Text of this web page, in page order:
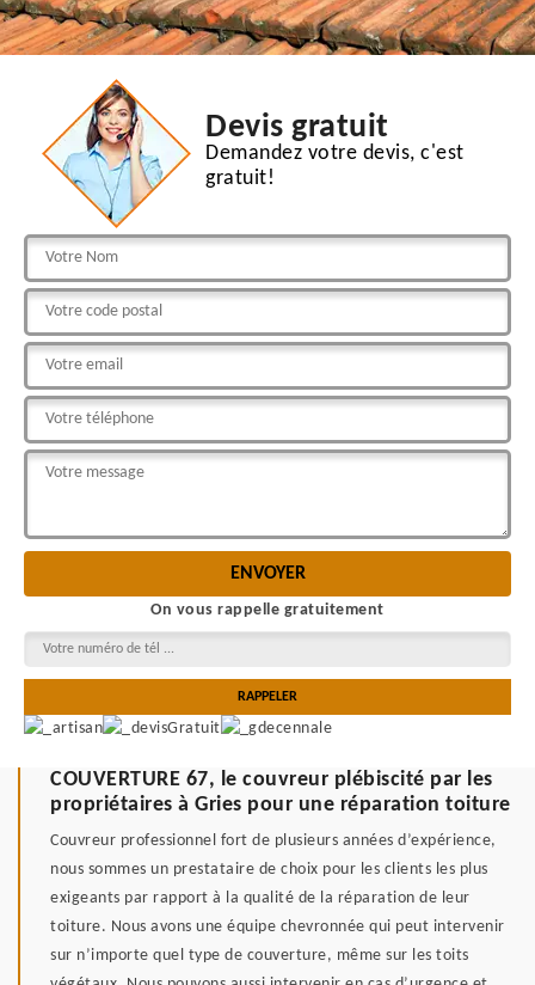
Devis gratuit
Demandez votre devis, c'est
gratuit!
On vous rappelle gratuitement
COUVERTURE 67, le couvreur plébiscité par les
propriétaires à Gries pour une réparation toiture
Couvreur professionnel fort de plusieurs années d’expérience,
nous sommes un prestataire de choix pour les clients les plus
exigeants par rapport à la qualité de la réparation de leur
toiture. Nous avons une équipe chevronnée qui peut intervenir
sur n’importe quel type de couverture, même sur les toits